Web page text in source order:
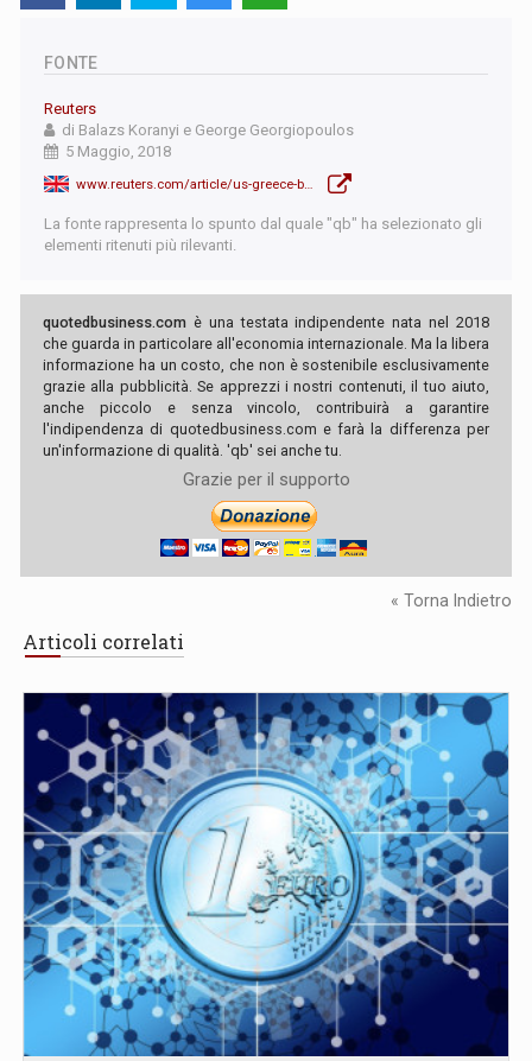
FONTE
Reuters
di Balazs Koranyi e George Georgiopoulos
5 Maggio, 2018
www.reuters.com/article/us-greece-banks-ecb/top-greek-banks-would-lose-15-5-billion-euros-of-capital-in-stress-scenario-ecb-idUSKBN1I607H
La fonte rappresenta lo spunto dal quale "qb" ha selezionato gli
elementi ritenuti più rilevanti.
quotedbusiness.com è una testata indipendente nata nel 2018
che guarda in particolare all'economia internazionale. Ma la libera
informazione ha un costo, che non è sostenibile esclusivamente
grazie alla pubblicità. Se apprezzi i nostri contenuti, il tuo aiuto,
anche piccolo e senza vincolo, contribuirà a garantire
l'indipendenza di quotedbusiness.com e farà la differenza per
un'informazione di qualità. 'qb' sei anche tu.
Grazie per il supporto
« Torna Indietro
Articoli correlati